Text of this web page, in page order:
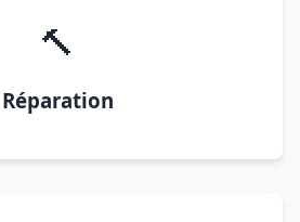
🔨
Réparation